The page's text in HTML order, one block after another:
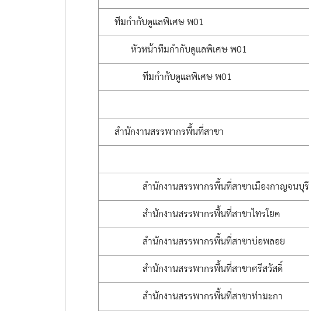
ทีมกำกับดูแลพิเศษ พ01
หัวหน้าทีมกำกับดูแลพิเศษ พ01
ทีมกำกับดูแลพิเศษ พ01
สำนักงานสรรพากรพื้นที่สาขา
สำนักงานสรรพากรพื้นที่สาขาเมืองกาญจนบุรี
สำนักงานสรรพากรพื้นที่สาขาไทรโยค
สำนักงานสรรพากรพื้นที่สาขาบ่อพลอย
สำนักงานสรรพากรพื้นที่สาขาศรีสวัสดิ์
สำนักงานสรรพากรพื้นที่สาขาท่ามะกา